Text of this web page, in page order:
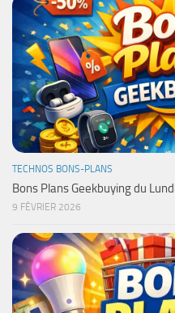
TECHNOS BONS-PLANS
Bons Plans Geekbuying du
9 FÉVRIER 2026